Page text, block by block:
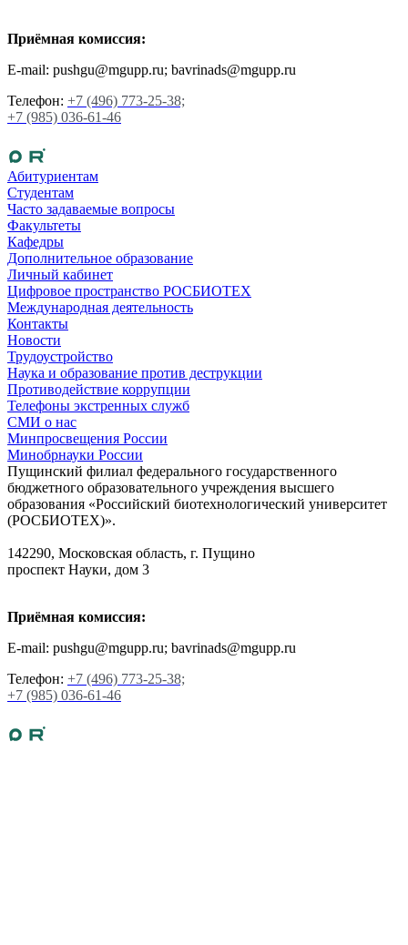
Приёмная комиссия:
E-mail: pushgu@mgupp.ru; bavrinads@mgupp.ru
Телефон: +7 (496) 773-25-38;
+7 (985) 036-61-46
Абитуриентам
Студентам
Часто задаваемые вопросы
Факультеты
Кафедры
Дополнительное образование
Личный кабинет
Цифровое пространство РОСБИОТЕХ
Международная деятельность
Контакты
Новости
Трудоустройство
Наука и образование против деструкции
Противодействие коррупции
Телефоны экстренных служб
СМИ о нас
Минпросвещения России
Минобрнауки России
Пущинский филиал федерального государственного
бюджетного образовательного учреждения высшего
образования «Российский биотехнологический университет
(РОСБИОТЕХ)».
142290, Московская область, г. Пущино
проспект Науки, дом 3
Приёмная комиссия:
E-mail: pushgu@mgupp.ru; bavrinads@mgupp.ru
Телефон: +7 (496) 773-25-38;
+7 (985) 036-61-46